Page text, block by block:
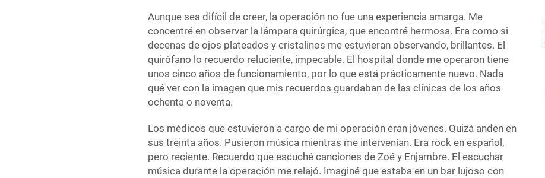
Aunque sea difícil de creer, la operación no fue una experiencia amarga. Me
concentré en observar la lámpara quirúrgica, que encontré hermosa. Era como si
decenas de ojos plateados y cristalinos me estuvieran observando, brillantes. El
quirófano lo recuerdo reluciente, impecable. El hospital donde me operaron tiene
unos cinco años de funcionamiento, por lo que está prácticamente nuevo. Nada
qué ver con la imagen que mis recuerdos guardaban de las clínicas de los años
ochenta o noventa.
Los médicos que estuvieron a cargo de mi operación eran jóvenes. Quizá anden en
sus treinta años. Pusieron música mientras me intervenían. Era rock en español,
pero reciente. Recuerdo que escuché canciones de Zoé y Enjambre. El escuchar
música durante la operación me relajó. Imaginé que estaba en un bar lujoso con